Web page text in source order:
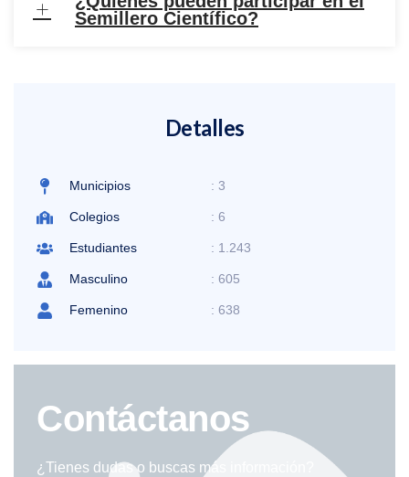
Detalles
Municipios
Colegios
Estudiantes
Masculino
Femenino
: 3
: 6
: 1.243
: 605
: 638
Contáctanos
¿Tienes dudas o buscas más información?
Semillero Científico?